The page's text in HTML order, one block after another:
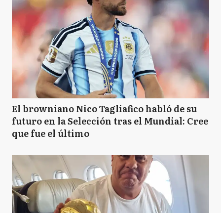
El browniano Nico Tagliafico habló de su
futuro en la Selección tras el Mundial: Cree
que fue el último